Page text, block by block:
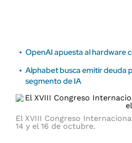
OpenAI apuesta al hardware
Alphabet busca emitir deuda
segmento de IA
El XVIII Congreso
14 y el 16 de octubre.